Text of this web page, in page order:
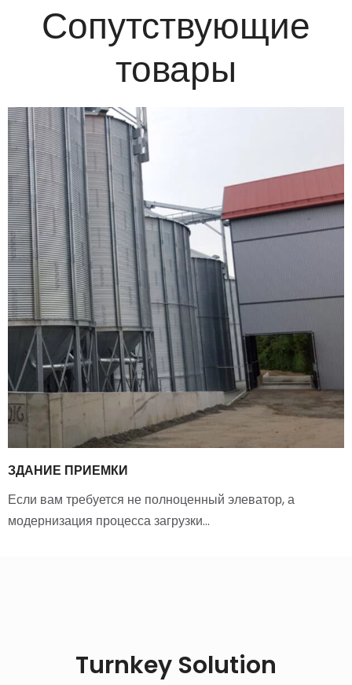
Сопутствующие
товары
ЗДАНИЕ ПРИЕМКИ
Если вам требуется не полноценный элеватор, а
модернизация процесса загрузки…
Turnkey Solution